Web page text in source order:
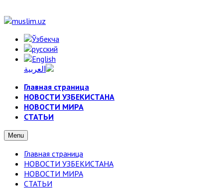
Главная страница
НОВОСТИ УЗБЕКИСТАНА
НОВОСТИ МИРА
СТАТЬИ
Menu
Главная страница
НОВОСТИ УЗБЕКИСТАНА
НОВОСТИ МИРА
СТАТЬИ